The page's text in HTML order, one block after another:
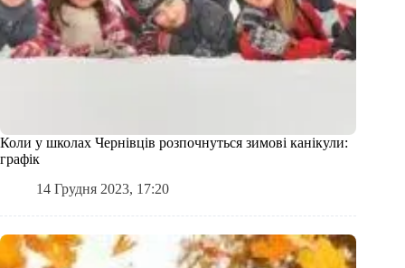
Коли у школах Чернівців розпочнуться зимові канікули:
графік
14 Грудня 2023, 17:20